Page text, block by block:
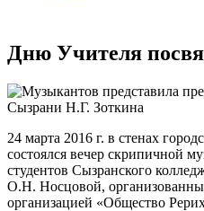
Дню Учителя
24 марта 2016 г. в стенах
состоялся вечер скрипичной
студентов Сызранского
О.Н. Носцовой,
организацией «Общество